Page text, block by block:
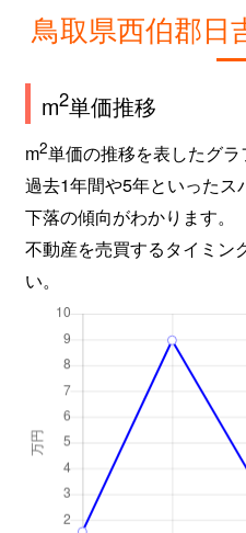
鳥取県西伯郡日
m2単価推移
m2単価の推移を表したグラ
過去1年間や5年といったス
下落の傾向がわかります。
不動産を売買するタイミン
い。